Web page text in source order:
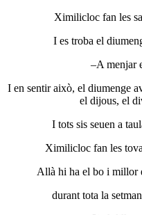
Ximilicloc fan les
I es troba el
–A menjar
I en sentir això, el diumenge
el dijous, el
I tots sis seuen a
Ximilicloc fan les
Allà hi ha el bo i millor
durant tota la